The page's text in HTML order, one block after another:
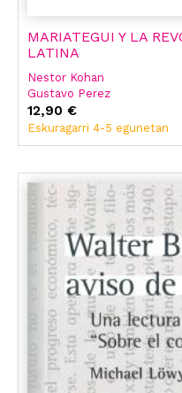
MARIATEGUI Y LA
LATINA
Nestor Kohan
Gustavo Perez
Michael Lowy
12,90 €
Eskuragarri 4-5 egunetan